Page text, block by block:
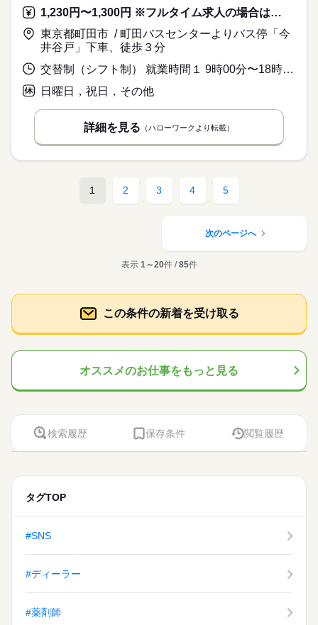
1,230円〜1,300円 ※フルタイム求人の場合は月額（換算額）、パート求人の場合は時間額を表示しています。
東京都町田市 / 町田バスセンターよりバス停「今
井谷戸」下車、徒歩３分
交替制（シフト制） 就業時間１ 9時00分〜18時00分 又は 8時30分〜19時00分の時間の間の6時間程度
日曜日，祝日，その他
詳細を見る （ハローワークより転載）
1 2 3 4 5
次のページへ
表示 1～20件 /85件
この条件の新着を受け取る
オススメのお仕事をもっと見る
検索履歴 保存条件 閲覧履歴
タグTOP
#SNS
#ディーラー
#薬剤師